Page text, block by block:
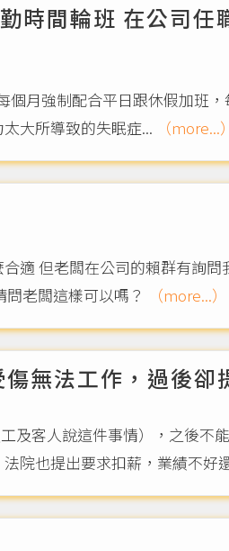
時間輪班 在公司任
月強制配合平日跟休假加班
大所導致的失眠症...
（more...）
適 但老闆在公司的賴群有詢
老闆這樣可以嗎？
（more...）
無法工作，過後卻
客人說這件事情），之後不
院也提出要求扣薪，業績不好